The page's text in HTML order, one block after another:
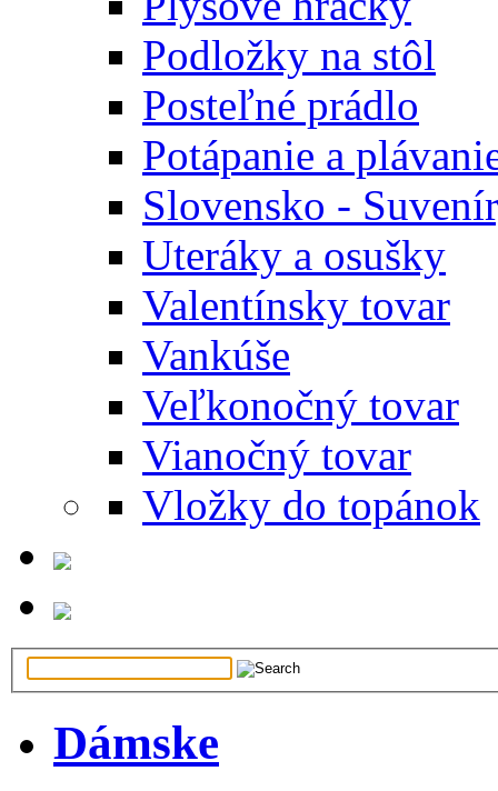
Podložky na stôl
Posteľné prádlo
Potápanie a
Slovensko -
Uteráky a osušky
Valentínsky tovar
Vankúše
Veľkonočný tovar
Vianočný tovar
Vložky do topánok
Dámske